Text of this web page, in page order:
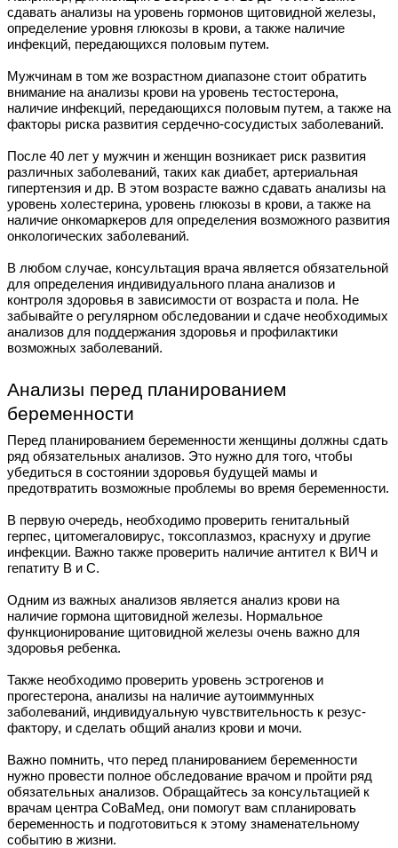
сдавать анализы на уровень гормонов щитовидной железы,
определение уровня глюкозы в крови, а также наличие
инфекций, передающихся половым путем.
Мужчинам в том же возрастном диапазоне стоит обратить
внимание на анализы крови на уровень тестостерона,
наличие инфекций, передающихся половым путем, а также на
факторы риска развития сердечно-сосудистых заболеваний.
После 40 лет у мужчин и женщин возникает риск развития
различных заболеваний, таких как диабет, артериальная
гипертензия и др. В этом возрасте важно сдавать анализы на
уровень холестерина, уровень глюкозы в крови, а также на
наличие онкомаркеров для определения возможного развития
онкологических заболеваний.
В любом случае, консультация врача является обязательной
для определения индивидуального плана анализов и
контроля здоровья в зависимости от возраста и пола. Не
забывайте о регулярном обследовании и сдаче необходимых
анализов для поддержания здоровья и профилактики
возможных заболеваний.
Анализы перед планированием
беременности
Перед планированием беременности женщины должны сдать
ряд обязательных анализов. Это нужно для того, чтобы
убедиться в состоянии здоровья будущей мамы и
предотвратить возможные проблемы во время беременности.
В первую очередь, необходимо проверить генитальный
герпес, цитомегаловирус, токсоплазмоз, краснуху и другие
инфекции. Важно также проверить наличие антител к ВИЧ и
гепатиту В и С.
Одним из важных анализов является анализ крови на
наличие гормона щитовидной железы. Нормальное
функционирование щитовидной железы очень важно для
здоровья ребенка.
Также необходимо проверить уровень эстрогенов и
прогестерона, анализы на наличие аутоиммунных
заболеваний, индивидуальную чувствительность к резус-
фактору, и сделать общий анализ крови и мочи.
Важно помнить, что перед планированием беременности
нужно провести полное обследование врачом и пройти ряд
обязательных анализов. Обращайтесь за консультацией к
врачам центра СоВаМед, они помогут вам спланировать
беременность и подготовиться к этому знаменательному
событию в жизни.